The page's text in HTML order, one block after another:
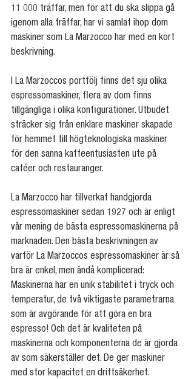
11 000 träffar, men för att du ska slippa gå
igenom alla träffar, har vi samlat ihop dom
maskiner som La Marzocco har med en kort
beskrivning.
I La Marzoccos portfölj finns det sju olika
espressomaskiner, flera av dom finns
tillgängliga i olika konfigurationer. Utbudet
sträcker sig från enklare maskiner skapade
för hemmet till högteknologiska maskiner
för den sanna kaffeentusiasten ute på
caféer och restauranger.
La Marzocco har tillverkat handgjorda
espressomaskiner sedan 1927 och är enligt
vår mening de bästa espressomaskinerna på
marknaden. Den bästa beskrivningen av
varför La Marzoccos espressomaskiner är så
bra är enkel, men ändå komplicerad:
Maskinerna har en unik stabilitet i tryck och
temperatur, de två viktigaste parametrarna
som är avgörande för att göra en bra
espresso! Och det är kvaliteten på
maskinerna och komponenterna de är gjorda
av som säkerställer det. De ger maskiner
med stor kapacitet en driftsäkerhet.